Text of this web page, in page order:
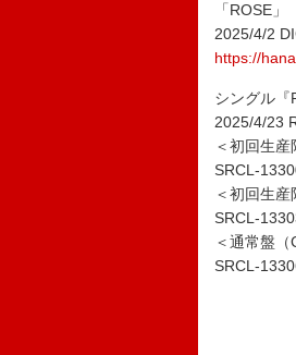
「ROSE」
2025/4/2
https://
シングル『
2025/4/23
＜初回生
SRCL-
＜初回生
SRCL-
＜通常盤（
SRCL-